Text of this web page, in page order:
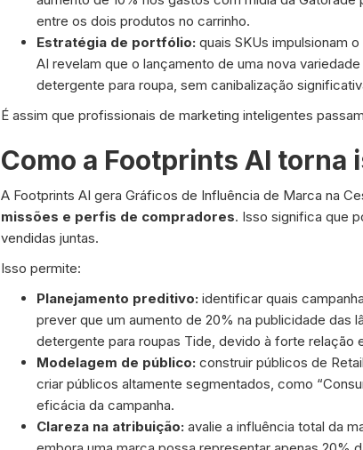
entre os dois produtos no carrinho.
Estratégia de portfólio: quais SKUs impulsionam
AI revelam que o lançamento de uma nova
detergente para roupa, sem canibalização
É assim que profissionais de marketing inteligentes
Como a Footprints AI torna
A Footprints AI gera Gráficos de Influência de Marca na
missões e perfis de compradores. Isso significa que
vendidas juntas.
Isso permite:
Planejamento preditivo: identificar quais
prever que um aumento de 20% na publicidade das
detergente para roupas Tide, devido à forte relação
Modelagem de público: construir públicos de
criar públicos altamente segmentados, como
eficácia da campanha.
Clareza na atribuição: avalie a influência total da